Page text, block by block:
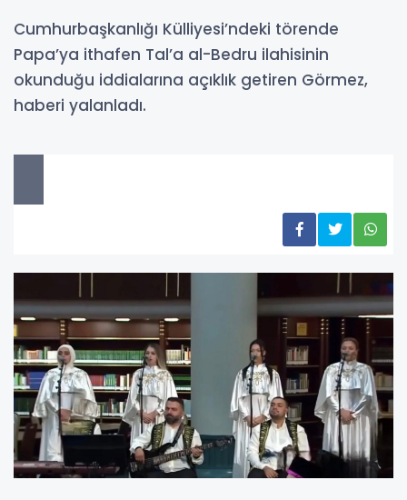
Cumhurbaşkanlığı Külliyesi’ndeki törende
Papa’ya ithafen Tal’a al-Bedru ilahisinin
okunduğu iddialarına açıklık getiren Görmez,
haberi yalanladı.